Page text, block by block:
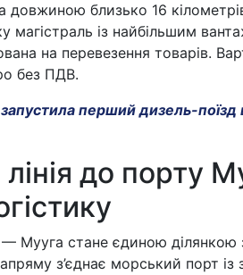
довжиною близько 16
магістраль із найбільшим
на перевезення товарів.
без ПДВ.
запустила перший дизель-поїзд
до порту
— Мууга стане єдиною ділянкою
з’єднає морський порт із